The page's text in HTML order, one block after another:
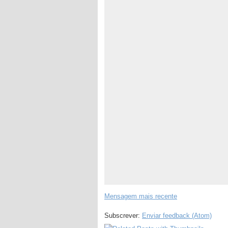
Mensagem mais recente
Subscrever: Enviar feedback (Atom)